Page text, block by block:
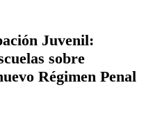
Juvenil:
sobre
Régimen Penal